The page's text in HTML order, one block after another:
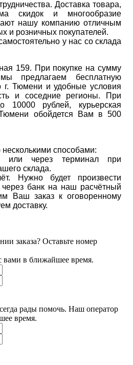
Доставка товара,
скидок и многообразие
нашу компанию отличным
и розничных покупателей.
у нас со склада
159. При покупке на сумму
предлагаем бесплатную
г. Тюмени и удобные условия
и соседние регионы. При
10000 рублей, курьерская
обойдется Вам в 500
способами:
или через терминал при
склада.
Нужно будет произвести
банк на наш расчётный
Ваш заказ к оговоренному
доставку.
заказа? Оставьте номер
вами в ближайшее время.
рады помочь. Наш оператор
время.